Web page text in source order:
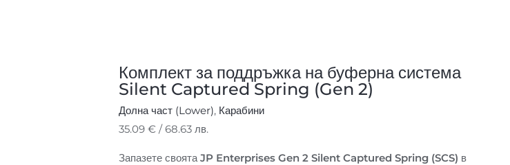
Комплект за поддръжка на буферна система
Silent Captured Spring (Gen 2)
Долна част (Lower), Карабини
35.09€ / 68.63 лв.
Запазете своятаJP Enterprises Gen 2 Silent Captured Spring (SCS) в